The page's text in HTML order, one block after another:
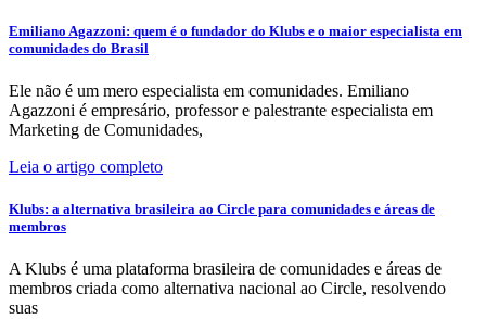
Emiliano Agazzoni: quem é o fundador do Klubs e o maior especialista em
comunidades do Brasil
Ele não é um mero especialista em comunidades. Emiliano
Agazzoni é empresário, professor e palestrante especialista em
Marketing de Comunidades,
Leia o artigo completo
Klubs: a alternativa brasileira ao Circle para comunidades e áreas de
membros
A Klubs é uma plataforma brasileira de comunidades e áreas de
membros criada como alternativa nacional ao Circle, resolvendo
suas